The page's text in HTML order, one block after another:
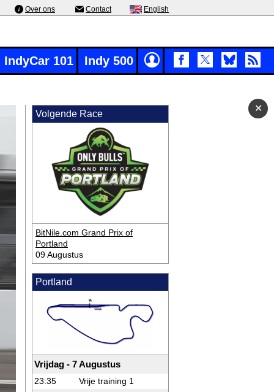
Over ons Contact English
IndyCar 101 Indy 500
✕
✕
Volgende Race
BitNile.com Grand Prix of
Portland
09 Augustus
Portland
Vrijdag - 7 Augustus
23:35 Vrije training 1